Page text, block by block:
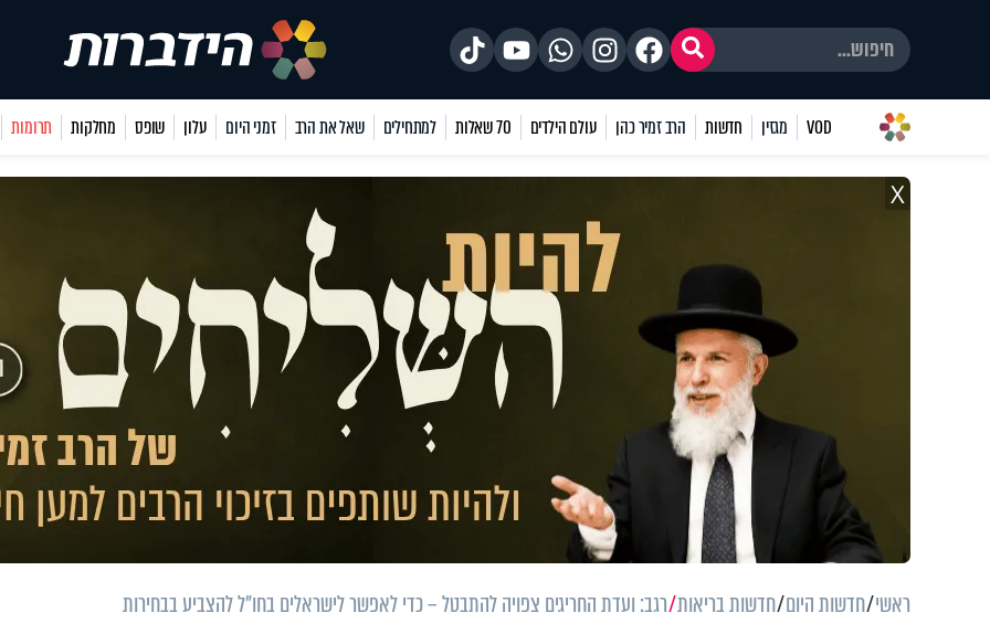
VOD מגזין חדשות הרב זמיר כהן עולם הילדים 70 שאלות למתחילים שאל את הרב זמני היום עלון שופס מחלקות תרומות
X
ראשי חדשות היום חדשות בריאות רגב: ועדת החריגים צפויה להתבטל – כדי לאפשר לישראלים בחו"ל להצביע בבחירות